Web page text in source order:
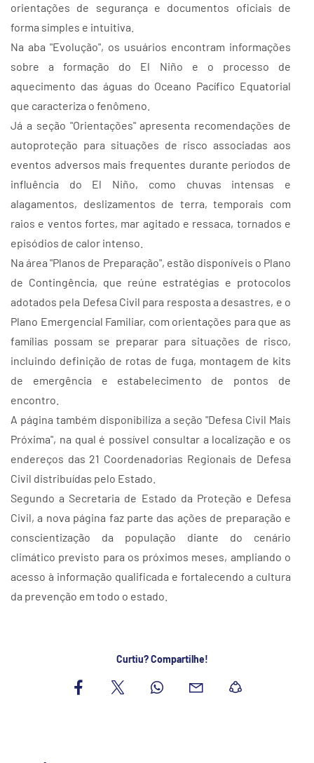
orientações de segurança e documentos oficiais de
forma simples e intuitiva.
Na aba "Evolução", os usuários encontram informações
sobre a formação do El Niño e o processo de
aquecimento das águas do Oceano Pacífico Equatorial
que caracteriza o fenômeno.
Já a seção "Orientações" apresenta recomendações de
autoproteção para situações de risco associadas aos
eventos adversos mais frequentes durante períodos de
influência do El Niño, como chuvas intensas e
alagamentos, deslizamentos de terra, temporais com
raios e ventos fortes, mar agitado e ressaca, tornados e
episódios de calor intenso.
Na área "Planos de Preparação", estão disponíveis o Plano
de Contingência, que reúne estratégias e protocolos
adotados pela Defesa Civil para resposta a desastres, e o
Plano Emergencial Familiar, com orientações para que as
famílias possam se preparar para situações de risco,
incluindo definição de rotas de fuga, montagem de kits
de emergência e estabelecimento de pontos de
encontro.
A página também disponibiliza a seção "Defesa Civil Mais
Próxima", na qual é possível consultar a localização e os
endereços das 21 Coordenadorias Regionais de Defesa
Civil distribuídas pelo Estado.
Segundo a Secretaria de Estado da Proteção e Defesa
Civil, a nova página faz parte das ações de preparação e
conscientização da população diante do cenário
climático previsto para os próximos meses, ampliando o
acesso à informação qualificada e fortalecendo a cultura
da prevenção em todo o estado.
Curtiu? Compartilhe!